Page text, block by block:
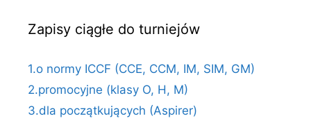
Zapisy ciągłe do turniejów
1.o normy ICCF (CCE, CCM, IM, SIM, GM)
2.promocyjne (klasy O, H, M)
3.dla początkujących (Aspirer)